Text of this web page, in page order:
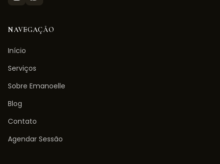
NAVEGAÇÃO
Início
Serviços
Sobre Emanoelle
Blog
Contato
Agendar Sessão